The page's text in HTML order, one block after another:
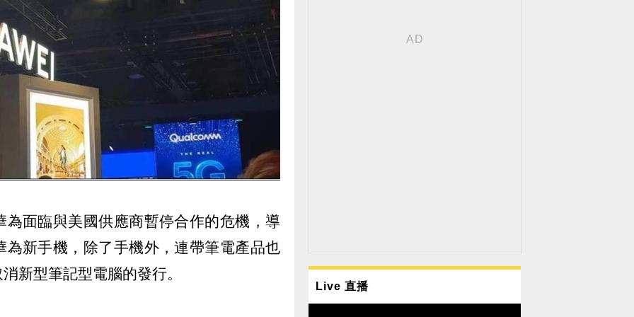
面臨與美國供應商暫停合作的危機，導
新手機，除了手機外，連帶筆電產品也
新型筆記型電腦的發行。
Live 直播